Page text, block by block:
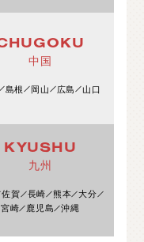
中国
島根 岡山 広島 山口
KYUSHU
九州
佐賀 長崎 熊本
大分
宮崎
鹿児島 沖縄